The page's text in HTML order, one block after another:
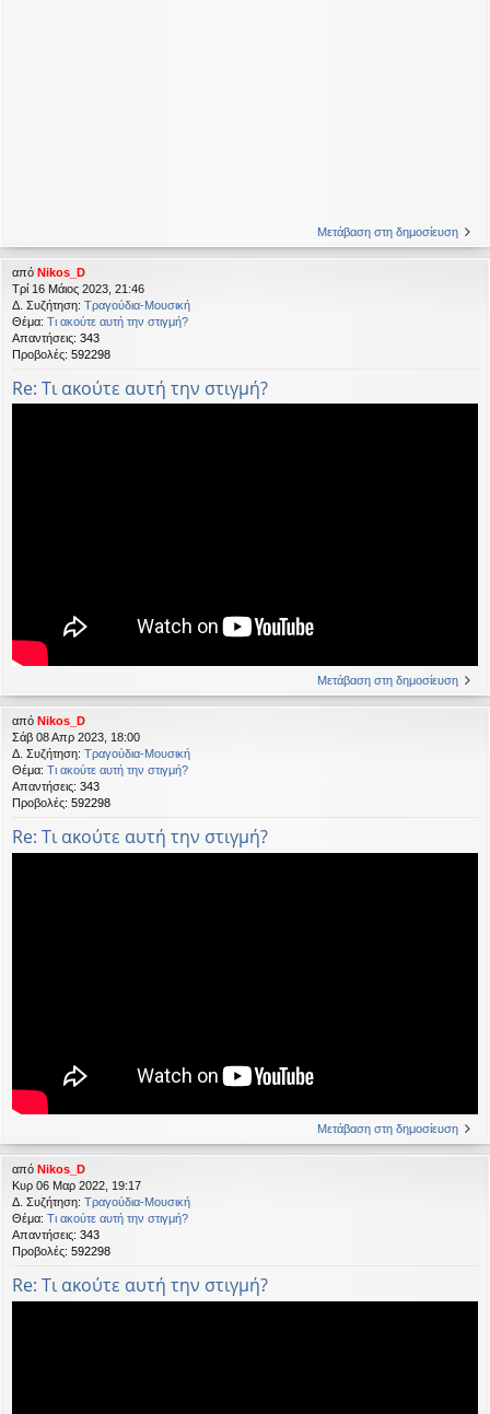
Μετάβαση στη δημοσίευση
από Nikos_D
Τρί 16 Μάιος 2023, 21:46
Δ. Συζήτηση: Τραγούδια-Μουσική
Θέμα: Τι ακούτε αυτή την στιγμή?
Απαντήσεις: 343
Προβολές: 592298
Re: Τι ακούτε αυτή την στιγμή?
Μετάβαση στη δημοσίευση
από Nikos_D
Σάβ 08 Απρ 2023, 18:00
Δ. Συζήτηση: Τραγούδια-Μουσική
Θέμα: Τι ακούτε αυτή την στιγμή?
Απαντήσεις: 343
Προβολές: 592298
Re: Τι ακούτε αυτή την στιγμή?
Μετάβαση στη δημοσίευση
από Nikos_D
Κυρ 06 Μαρ 2022, 19:17
Δ. Συζήτηση: Τραγούδια-Μουσική
Θέμα: Τι ακούτε αυτή την στιγμή?
Απαντήσεις: 343
Προβολές: 592298
Re: Τι ακούτε αυτή την στιγμή?